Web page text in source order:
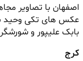
اصفهان با تصاویر
عکس های تکی وحید
بابک علیپور و
کرج